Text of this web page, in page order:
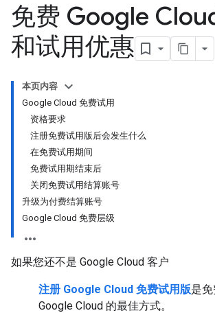
免费 Google
和试用优惠
本页内容
Google Cloud 免费试用
资格要求
注册免费试用版后会发生什么
在免费试用期间
免费试用期结束后
关闭免费试用结算账号
升级为付费结算账号
Google Cloud 免费层级
如果您还不是 Google Cloud 客户
注册 Google Cloud 免费试用版是
Google Cloud 的最佳方式。